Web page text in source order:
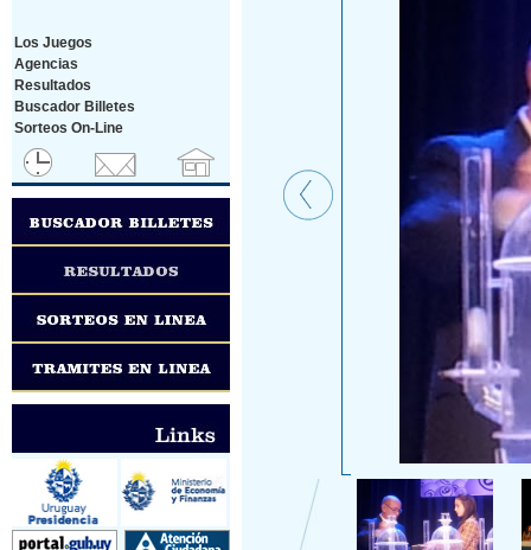
Los Juegos
Agencias
Resultados
Buscador Billetes
Sorteos On-Line